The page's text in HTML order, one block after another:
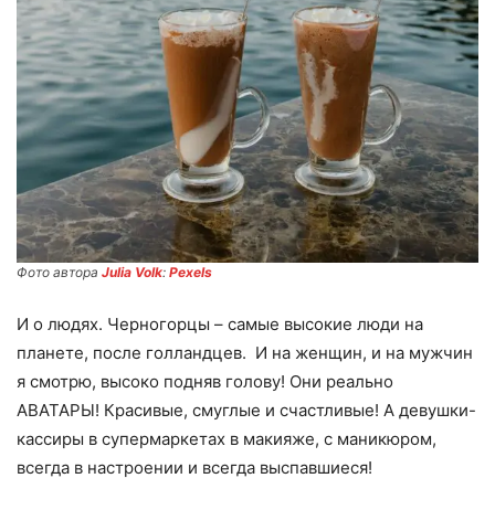
Фото автора Julia Volk: Pexels
И о людях. Черногорцы – самые высокие люди на
планете, после голландцев. И на женщин, и на мужчин
я смотрю, высоко подняв голову! Они реально
АВАТАРЫ! Красивые, смуглые и счастливые! А девушки-
кассиры в супермаркетах в макияже, с маникюром,
всегда в настроении и всегда выспавшиеся!